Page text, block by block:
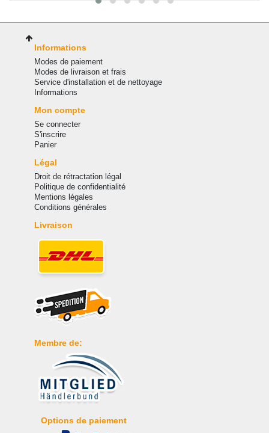
Informations
Modes de paiement
Modes de livraison et frais
Service d'installation et de nettoyage
Informations
Mon compte
Se connecter
S'inscrire
Panier
Légal
Droit de rétractation légal
Politique de confidentialité
Mentions légales
Conditions générales
Livraison
Membre de:
Options de paiement